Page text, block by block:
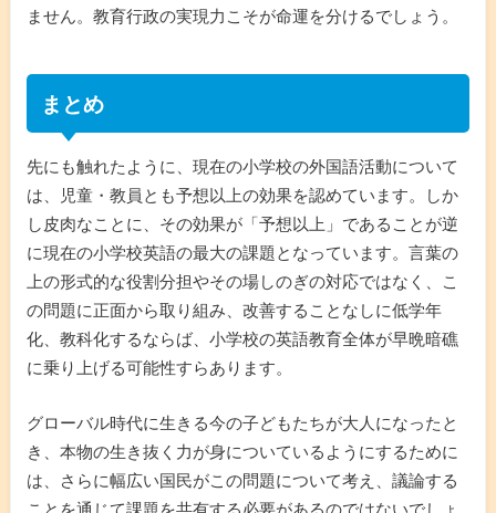
ません。教育行政の実現力こそが命運を分けるでしょう。
まとめ
先にも触れたように、現在の小学校の外国語活動について
は、児童・教員とも予想以上の効果を認めています。しか
し皮肉なことに、その効果が「予想以上」であることが逆
に現在の小学校英語の最大の課題となっています。言葉の
上の形式的な役割分担やその場しのぎの対応ではなく、こ
の問題に正面から取り組み、改善することなしに低学年
化、教科化するならば、小学校の英語教育全体が早晩暗礁
に乗り上げる可能性すらあります。
グローバル時代に生きる今の子どもたちが大人になったと
き、本物の生き抜く力が身についているようにするために
は、さらに幅広い国民がこの問題について考え、議論する
ことを通じて課題を共有する必要があるのではないでしょ